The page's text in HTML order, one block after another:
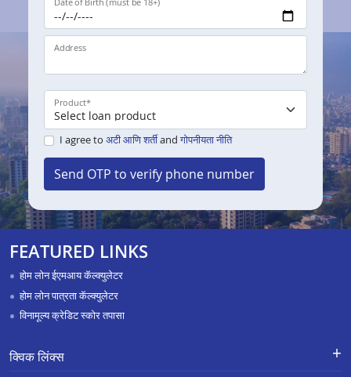
Address
Product*
I agree to अटी आणि शर्तीand गोपनीयता नीति
Send OTP to verify phone number
FEATURED LINKS
होम लोन ईएमआय कॅल्क्युलेटर
होम लोन पात्रता कॅल्क्युलेटर
विनामूल्य क्रेडिट स्कोर तपासा
क्विक लिंक्स